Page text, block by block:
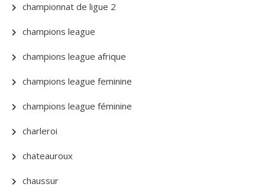
championnat de ligue 2
champions league
champions league afrique
champions league feminine
champions league féminine
charleroi
chateauroux
chaussur